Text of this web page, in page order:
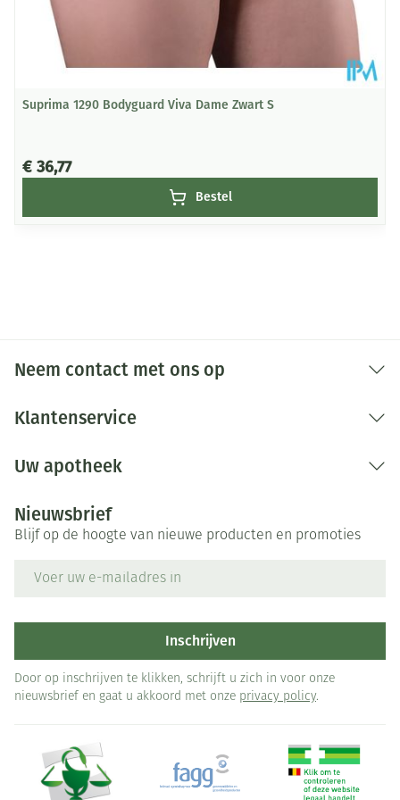
Suprima 1290 Bodyguard Viva Dame Zwart S
€ 36,77
Bestel
Neem contact met ons op
Klantenservice
Uw apotheek
Nieuwsbrief
Blijf op de hoogte van nieuwe producten en promoties
Inschrijven
Door op inschrijven te klikken, schrijft u zich in voor onze
nieuwsbrief en gaat u akkoord met onze privacy policy.